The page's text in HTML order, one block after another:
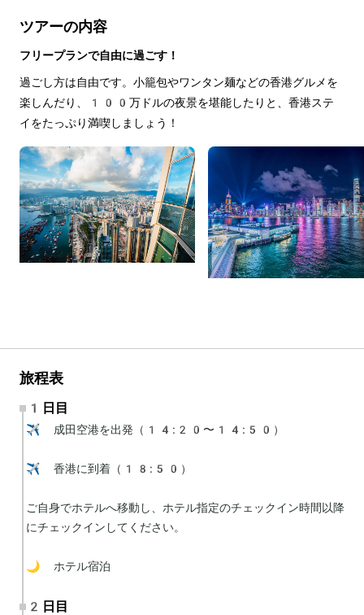
ツアーの内容
フリープランで自由に過ごす！
過ごし方は自由です。小籠包やワンタン麺などの香港グルメを
楽しんだり、100万ドルの夜景を堪能したりと、香港ステ
イをたっぷり満喫しましょう！
旅程表
1日目
✈️ 成田空港を出発（14:20〜14:50）
✈️ 香港に到着（18:50）
ご自身でホテルへ移動し、ホテル指定のチェックイン時間以降
にチェックインしてください。
🌙 ホテル宿泊
2日目